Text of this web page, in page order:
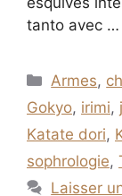
tanto avec …
Armes,
Gokyo, irimi,
Katate dori,
sophrologie,
Laisser